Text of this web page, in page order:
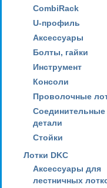
CombiRack
U-профиль
Аксессуары
Болты, гайки
Инструмент
Консоли
Проволочные
Соединительные
детали
Стойки
Лотки DKC
Аксессуары для
лестничных